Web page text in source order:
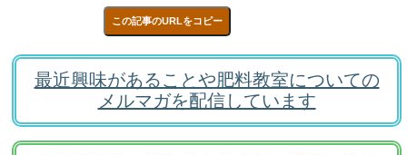
この記事のURLをコピー
最近興味があることや肥料教室についての
メルマガを配信しています